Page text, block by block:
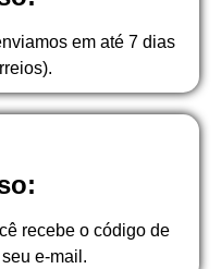
em até 7 dias
recebe o código de
e-mail.